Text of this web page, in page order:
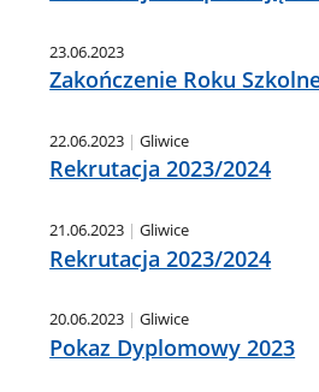
23.06.2023
Zakończenie Roku
22.06.2023 Gliwice
Rekrutacja 2023/2024
21.06.2023 Gliwice
Rekrutacja 2023/2024
20.06.2023 Gliwice
Pokaz Dyplomowy 2023